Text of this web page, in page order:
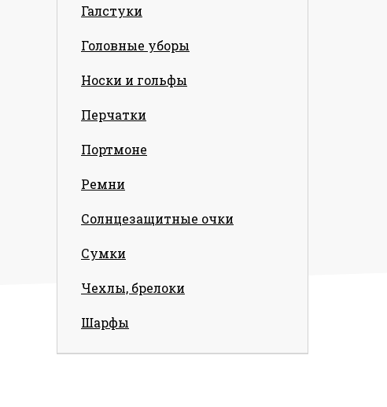
Галстуки
Головные уборы
Носки и гольфы
Перчатки
Портмоне
Ремни
Солнцезащитные очки
Сумки
Чехлы, брелоки
Шарфы